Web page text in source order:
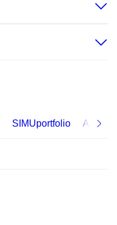
SIMUportfolio